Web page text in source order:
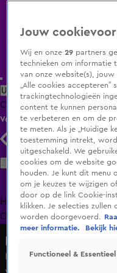
Uitzending Gemist Populaire
ClipsFilmsRadioSmart TV
Volg KIJK
Zoeken
HomeUitzending Gemist
OranjezomerLivestreams
Máxima opent
Jouw
Wij en onze29 partners
technieken om informatie
van onze website(s),
„Alle cookies
trackingtechnologieën
content te kunnen
te verbeteren en om de
te meten. Als je „Huidige
toestemming intrekt,
uitgeschakeld. We
cookies om de website
houden. Je kunt dit menu
om je keuzes te wijzigen
door op de link Cookie-
klikken. Je selecties
worden doorgevoerd.
meer informatie.
Bekijk
Functioneel & Essentieel